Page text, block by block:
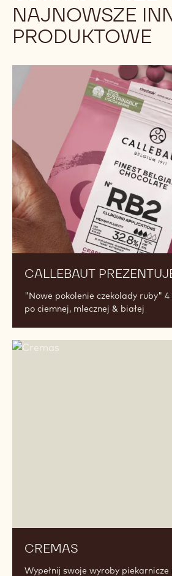
z czekoladą. Odwiedź nasze
rozwiązywania problemów i
na najczęściej pojawiające się
ODKRYJ NASZE
NAJNOWSZE
PRODUKTOWE
Callebaut
prezentuje